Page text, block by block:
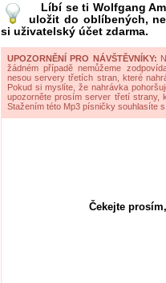
Líbí se ti Wolfgang
uložit do oblíbených,
si uživatelský účet zdarma.
UPOZORNĚNÍ PRO NÁVŠTĚVNÍKY:
žádném případě nemůžeme
nesou servery třetích stran, které
Pokud si myslíte, že nahrávka
upozorněte prosím server třetí strany,
Stažením této Mp3 písničky souhlasíte
Čekejte